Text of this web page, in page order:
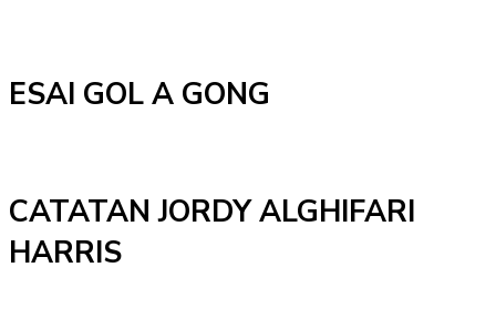
ESAI GOL A GONG
CATATAN JORDY ALGHIFARI
HARRIS